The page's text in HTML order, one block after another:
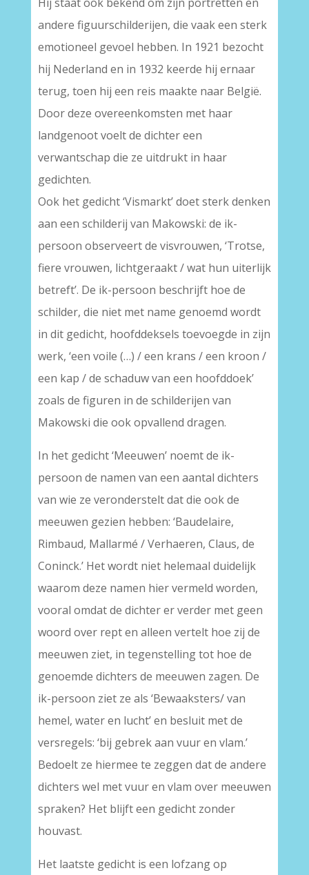
andere figuurschilderijen, die vaak een sterk
emotioneel gevoel hebben. In 1921 bezocht
hij Nederland en in 1932 keerde hij ernaar
terug, toen hij een reis maakte naar België.
Door deze overeenkomsten met haar
landgenoot voelt de dichter een
verwantschap die ze uitdrukt in haar
gedichten.
Ook het gedicht ‘Vismarkt’ doet sterk denken
aan een schilderij van Makowski: de ik-
persoon observeert de visvrouwen, ‘Trotse,
fiere vrouwen, lichtgeraakt / wat hun uiterlijk
betreft’. De ik-persoon beschrijft hoe de
schilder, die niet met name genoemd wordt
in dit gedicht, hoofddeksels toevoegde in zijn
werk, ‘een voile (…) / een krans / een kroon /
een kap / de schaduw van een hoofddoek’
zoals de figuren in de schilderijen van
Makowski die ook opvallend dragen.
In het gedicht ‘Meeuwen’ noemt de ik-
persoon de namen van een aantal dichters
van wie ze veronderstelt dat die ook de
meeuwen gezien hebben: ‘Baudelaire,
Rimbaud, Mallarmé / Verhaeren, Claus, de
Coninck.’ Het wordt niet helemaal duidelijk
waarom deze namen hier vermeld worden,
vooral omdat de dichter er verder met geen
woord over rept en alleen vertelt hoe zij de
meeuwen ziet, in tegenstelling tot hoe de
genoemde dichters de meeuwen zagen. De
ik-persoon ziet ze als ‘Bewaaksters/ van
hemel, water en lucht’ en besluit met de
versregels: ‘bij gebrek aan vuur en vlam.’
Bedoelt ze hiermee te zeggen dat de andere
dichters wel met vuur en vlam over meeuwen
spraken? Het blijft een gedicht zonder
houvast.
Het laatste gedicht is een lofzang op